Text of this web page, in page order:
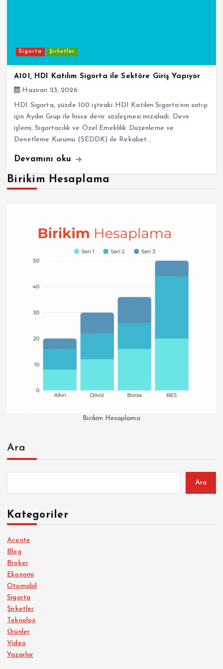
Sigorta Şirketler
A101, HDI Katılım Sigorta ile Sektöre Giriş Yapıyor
Haziran 23, 2026
HDI Sigorta, yüzde 100 iştiraki HDI Katılım Sigorta’nın satışı
için Aydın Grup ile hisse devir sözleşmesi imzaladı. Devir
işlemi, Sigortacılık ve Özel Emeklilik Düzenleme ve
Denetleme Kurumu (SEDDK) ile Rekabet…
Devamını oku
Birikim Hesaplama
Birikim Hesaplama
Ara
Ara
Kategoriler
Acente
Blog
Broker
Ekonomi
Otomobil
Sigorta
Şirketler
Teknoloji
Ürünler
Video
Yazarlar